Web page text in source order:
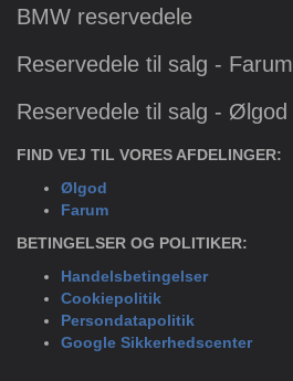
BMW reservedele
Reservedele til salg - Farum
Reservedele til salg - Ølgod
FIND VEJ TIL VORES AFDELINGER:
Ølgod
Farum
BETINGELSER OG POLITIKER:
Handelsbetingelser
Cookiepolitik
Persondatapolitik
Google Sikkerhedscenter